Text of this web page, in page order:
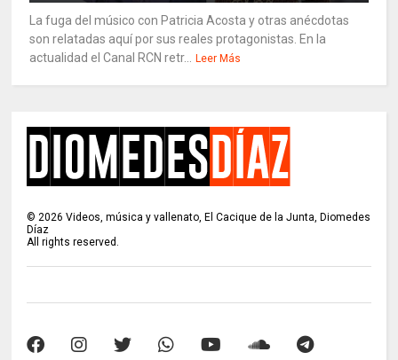
La fuga del músico con Patricia Acosta y otras anécdotas
son relatadas aquí por sus reales protagonistas. En la
actualidad el Canal RCN retr... Leer Más
©2026 Videos, música y vallenato, El Cacique de la Junta, Diomedes
Díaz
All rights reserved.